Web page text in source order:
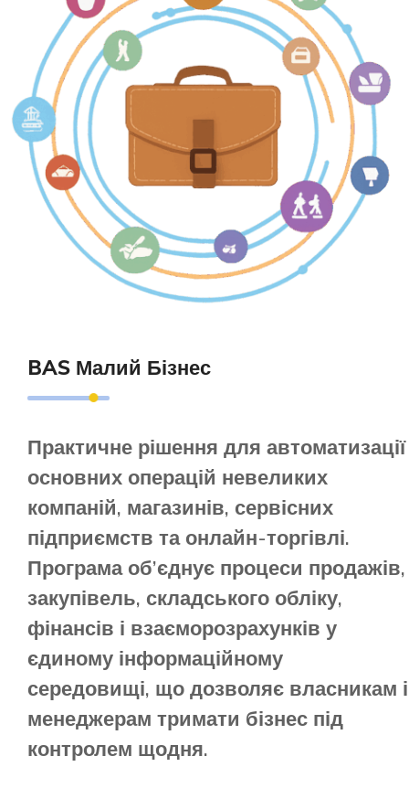
BAS Малий Бізнес
Практичне рішення для автоматизації
основних операцій невеликих
компаній, магазинів, сервісних
підприємств та онлайн-торгівлі.
Програма об’єднує процеси продажів,
закупівель, складського обліку,
фінансів і взаєморозрахунків у
єдиному інформаційному
середовищі, що дозволяє власникам і
менеджерам тримати бізнес під
контролем щодня.